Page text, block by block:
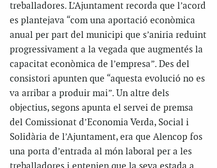
treballadores. L’Ajuntament recorda que l’acord
es plantejava “com una aportació econòmica
anual per part del municipi que s’aniria reduint
progressivament a la vegada que augmentés la
capacitat econòmica de l’empresa”. Des del
consistori apunten que “aquesta evolució no es
va arribar a produir mai”. Un altre dels
objectius, segons apunta el servei de premsa
del Comissionat d’Economia Verda, Social i
Solidària de l’Ajuntament, era que Alencop fos
una porta d’entrada al món laboral per a les